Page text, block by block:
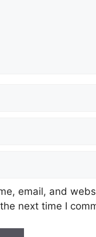
email, and
next time I